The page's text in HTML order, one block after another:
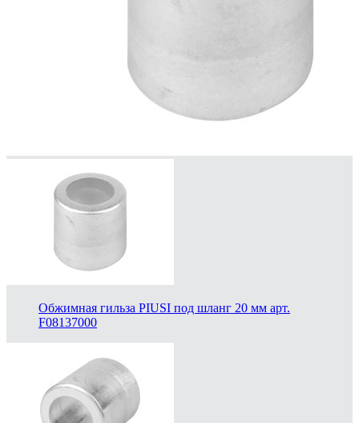
Обжимная гильза PIUSI под шланг 20 мм арт.
F08137000